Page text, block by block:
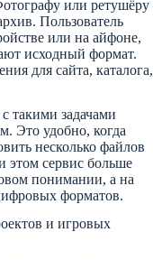
или ретушёру
Пользователь
или на айфоне,
исходный формат.
для сайта, каталога,
такими задачами
Это удобно, когда
несколько файлов
этом сервис больше
понимании, а на
форматов.
и игровых